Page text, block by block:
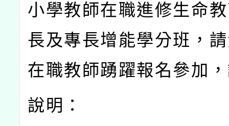
小學教師在職進修生命
長及專長增能學分班，
在職教師踴躍報名參加
說明：